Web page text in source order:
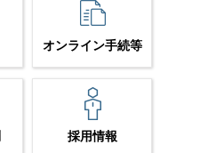
オンライン手続等
採用情報